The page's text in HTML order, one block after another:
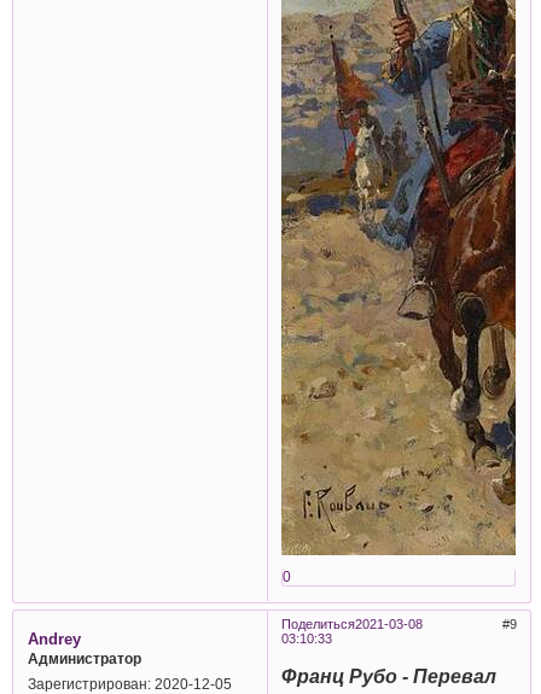
0
Поделиться 9
2021-03-08
03:10:33
Andrey
Администратор
Зарегистрирован: 2020-12-05
Франц Рубо - Перевал